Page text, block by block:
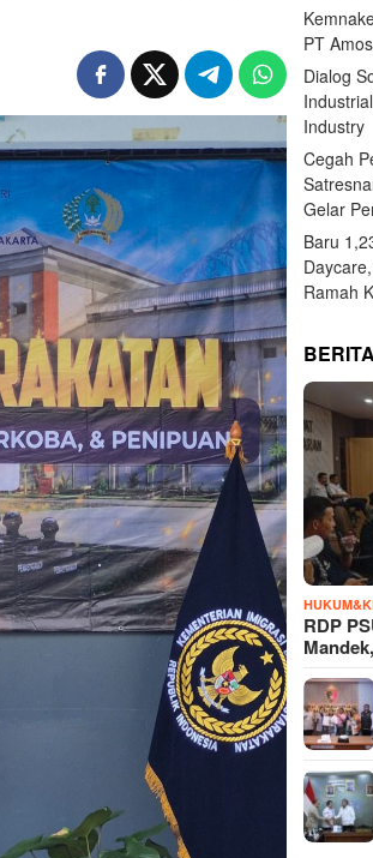
PT
Dialog
Industry
Cegah
Gelar
Baru
Ramah
RDP